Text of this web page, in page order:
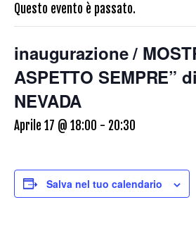
Questo evento è passato.
inaugurazione /
ASPETTO SEMPRE”
NEVADA
Aprile 17 @ 18:00 - 20:30
Salva nel tuo calendario